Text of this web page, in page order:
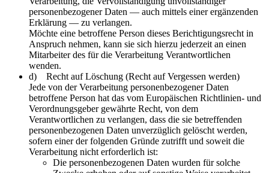
personenbezogener Daten — auch mittels einer ergänzenden
Erklärung — zu verlangen.
Möchte eine betroffene Person dieses Berichtigungsrecht in
Anspruch nehmen, kann sie sich hierzu jederzeit an einen
Mitarbeiter des für die Verarbeitung Verantwortlichen
wenden.
d) Recht auf Löschung (Recht auf Vergessen werden)
Jede von der Verarbeitung personenbezogener Daten
betroffene Person hat das vom Europäischen Richtlinien- und
Verordnungsgeber gewährte Recht, von dem
Verantwortlichen zu verlangen, dass die sie betreffenden
personenbezogenen Daten unverzüglich gelöscht werden,
sofern einer der folgenden Gründe zutrifft und soweit die
Verarbeitung nicht erforderlich ist:
Die personenbezogenen Daten wurden für solche